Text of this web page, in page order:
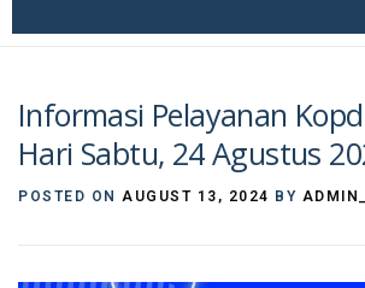
Informasi Pelayanan
Hari Sabtu, 24 Agustus
POSTED ON AUGUST 13, 2024 BY